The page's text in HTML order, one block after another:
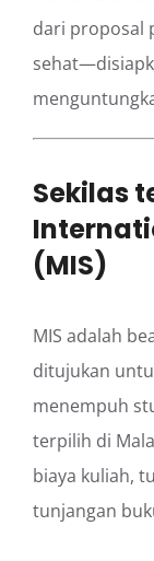
dari proposal
Sekilas
(MIS)
MIS adalah
ditujukan
menempuh
terpilih di
biaya kuliah,
tunjangan